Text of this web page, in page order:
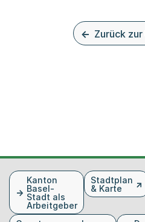
Zurück
FusszeileKanton
Basel-
Stadt als
Arbeitgeber
Stadtplan
& Karte